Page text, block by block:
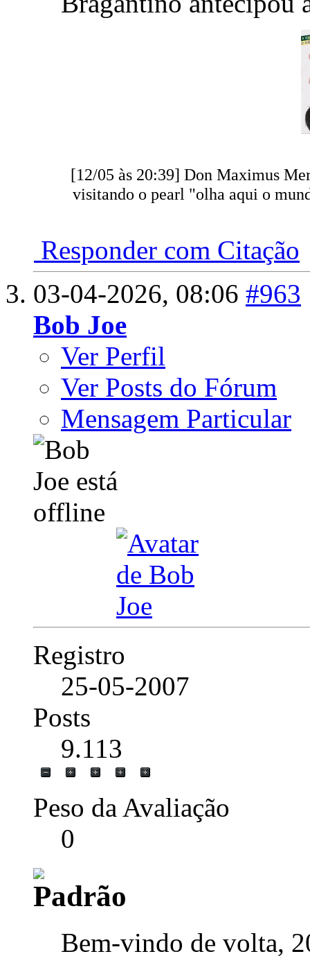
[12/05 às 20:39] Don Maximus
visitando o pearl "olha aqui o
Responder com Citação
03-04-2026, 08:06 #963
Bob Joe
Ver Perfil
Ver Posts do Fórum
Mensagem Particular
Registro
25-05-2007
Posts
9.113
Peso da Avaliação
0
Bem-vindo de volta,